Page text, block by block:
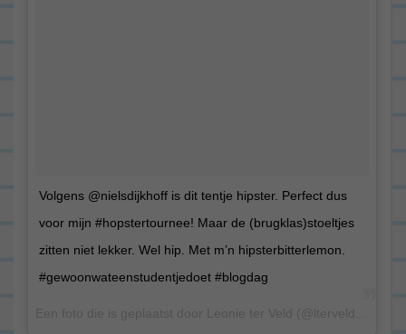
Volgens @nielsdijkhoff is dit tentje hipster. Perfect dus
voor mijn #hopstertournee! Maar de (brugklas)stoeltjes
zitten niet lekker. Wel hip. Met m’n hipsterbitterlemon.
#gewoonwateenstudentjedoet #blogdag